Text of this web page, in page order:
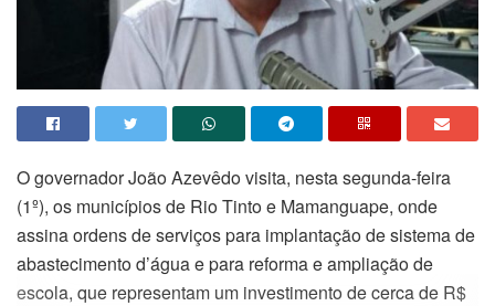
O governador João Azevêdo visita, nesta segunda-feira
(1º), os municípios de Rio Tinto e Mamanguape, onde
assina ordens de serviços para implantação de sistema de
abastecimento d’água e para reforma e ampliação de
escola, que representam um investimento de cerca de R$